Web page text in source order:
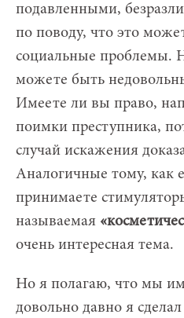
подавленными,
по поводу, что это
социальные проблемы.
можете быть
Имеете ли вы право,
поимки преступника,
случай искажения
Аналогичные тому, как
принимаете
называемая
очень интересная тема.
Но я полагаю, что мы
довольно давно я сделал